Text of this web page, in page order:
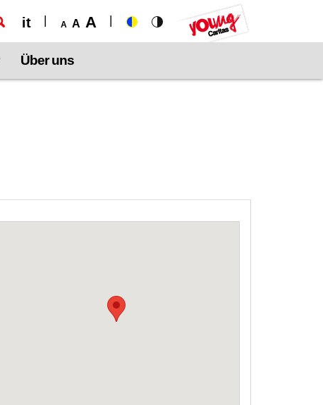
it A A A
Über uns